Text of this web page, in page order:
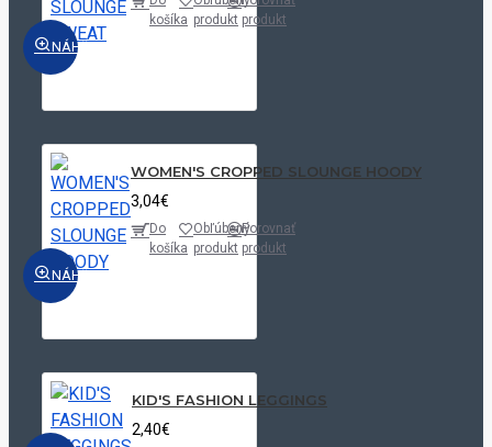
NÁHĽAD
košíka produkt produkt
NÁHĽAD
WOMEN'S CROPPED SLOUNGE HOODY
3,04€
Do
košíka
Obľúbený
produkt
Porovnať
produkt
KID'S FASHION LEGGINGS
2,40€